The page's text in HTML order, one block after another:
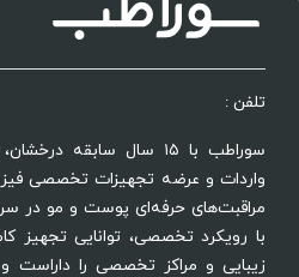
تلفن :
سوراطب با ۱۵ سال سابقه
واردات و عرضه تجهیزات تخصصی
مراقبت‌های حرفه‌ای پوست و مو در
با رویکرد تخصصی، توانایی تجهیز
زیبایی و مراکز تخصصی را داراست